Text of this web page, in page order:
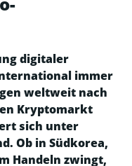
digitaler
immer
weltweit nach
Kryptomarkt
sich unter
Ob in Südkorea,
Handeln zwingt,